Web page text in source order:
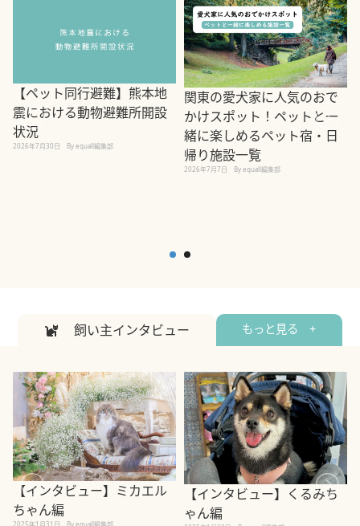
【ペット同行避難】熊本地
震における動物避難所開設
状況
2026年7月30日 By equall編集部
関東の愛犬家に人気のおで
かけスポット！ペットと一
緒に楽しめるペット宿・日
帰り施設一覧
2026年7月7日 By equall編集部
飼い主インタビュー もっと見る +
【インタビュー】ミカエル
ちゃん編
2025年1月31日 By equall編集部
【インタビュー】くるみち
ゃん編